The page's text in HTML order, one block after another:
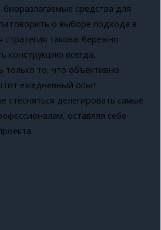
средства для
говорить о выборе подхода в
стратегия такова: бережно
конструкцию всегда,
только то, что объективно
ежедневный опыт
стесняться делегировать самые
оставляя себе